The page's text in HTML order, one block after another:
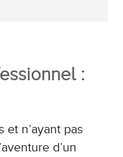
:
et n’ayant pas
d’un